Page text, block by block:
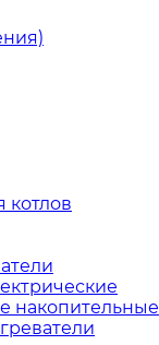
котлов
накопительные